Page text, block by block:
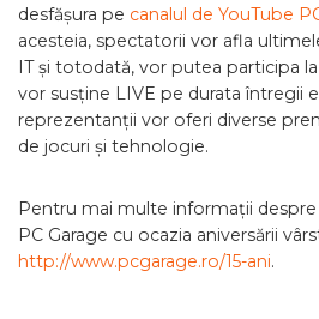
desfășura pe canalul de YouTube
acesteia, spectatorii vor afla
IT și totodată, vor putea participa
vor susține LIVE pe durata întregii
reprezentanții vor oferi diverse
de jocuri și tehnologie.
Pentru mai multe informații
PC Garage cu ocazia aniversării
http://www.pcgarage.ro/15-ani.